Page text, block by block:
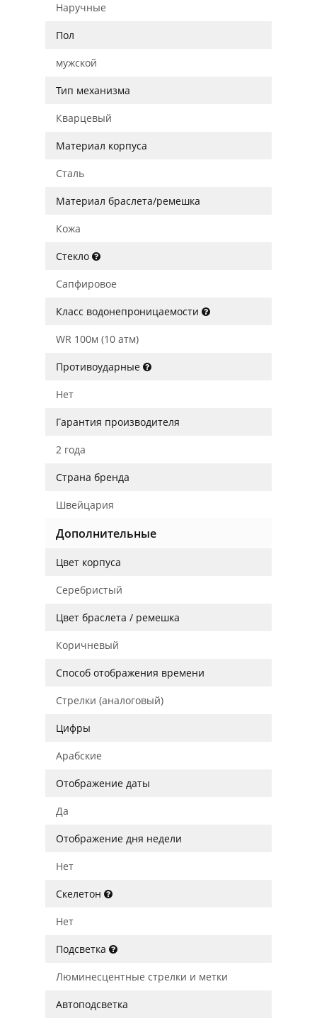
Наручные
Пол
мужской
Тип механизма
Кварцевый
Материал корпуса
Сталь
Материал браслета/ремешка
Кожа
Стекло
Сапфировое
Класс водонепроницаемости
WR 100м (10 атм)
Противоударные
Нет
Гарантия производителя
2 года
Страна бренда
Швейцария
Дополнительные
Цвет корпуса
Серебристый
Цвет браслета / ремешка
Коричневый
Способ отображения времени
Стрелки (аналоговый)
Цифры
Арабские
Отображение даты
Да
Отображение дня недели
Нет
Скелетон
Нет
Подсветка
Люминесцентные стрелки и метки
Автоподсветка